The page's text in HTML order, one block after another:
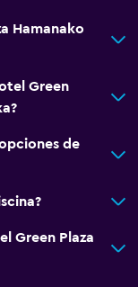
Hamanako
Green
de
Green Plaza